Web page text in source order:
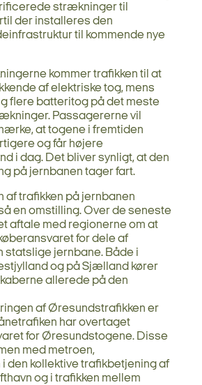
strækninger til
der installeres den
til kommende nye
kommer trafikken til at
af elektriske tog, mens
flere batteritog på det meste
Passagererne vil
at togene i fremtiden
og får højere
i dag. Det bliver synligt, at den
på jernbanen tager fart.
af trafikken på jernbanen
en omstilling. Over de seneste
aftale med regionerne om at
for dele af
statslige jernbane. Både i
og på Sjælland kører
allerede på den
af Øresundstrafikken er
har overtaget
for Øresundstogene. Disse
med metroen,
den kollektive trafikbetjening af
og i trafikken mellem